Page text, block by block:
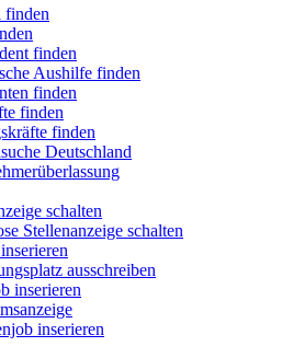
finden
finden
Aushilfe finden
finden
finden
finden
Deutschland
schalten
Stellenanzeige schalten
ausschreiben
inserieren
inserieren